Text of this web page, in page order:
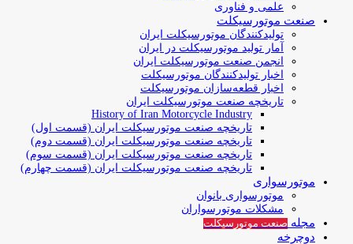
علمی و فناوری
صنعت موتورسیکلت
تولیدکنندگان موتورسیکلت ایران
آمار تولید موتورسیکلت در ایران
انجمن صنعت موتورسیکلت ایران
اخبار تولیدکنندگان موتورسیکلت
اخبار قطعه‌سازان موتورسیکلت
تاریخچه صنعت موتورسیکلت ایران
History of Iran Motorcycle Industry
تاریخچه صنعت موتورسیکلت ایران (قسمت اول)
تاریخچه صنعت موتورسیکلت ایران (قسمت دوم)
تاریخچه صنعت موتورسیکلت ایران (قسمت سوم)
تاریخچه صنعت موتورسیکلت ایران (قسمت چهارم)
موتورسواری
موتورسواری بانوان
مشکلات موتورسواران
مجله صنعت موتورسیکلت
دوچرخه